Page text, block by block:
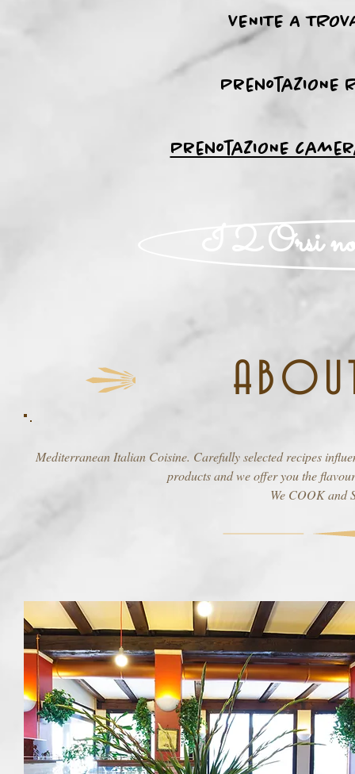
VENITE A
PrenotaZIONE
PrenotaZIONE
I 2 Orsi
Mediterranean Italian Coisine. Carefully selected recipes
products and we offer you the
We COOK and